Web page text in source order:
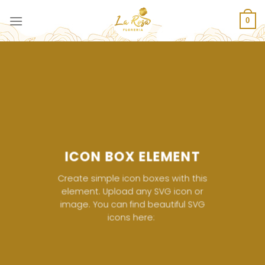
al
contenido
0
ICON BOX ELEMENT
Create simple icon boxes with this
element. Upload any SVG icon or
image. You can find beautiful SVG
icons here: